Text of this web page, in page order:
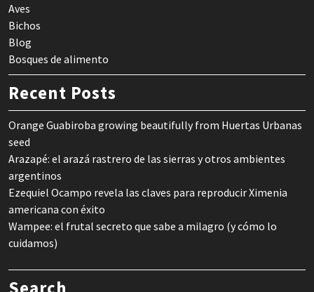
Aves
Bichos
Blog
Bosques de alimento
Recent Posts
Orange Guabiroba growing beautifully from Huertas Urbanas
seed
Arazapé: el arazá rastrero de las sierras y otros ambientes
argentinos
Ezequiel Ocampo revela las claves para reproducir Ximenia
americana con éxito
Wampee: el frutal secreto que sabe a milagro (y cómo lo
cuidamos)